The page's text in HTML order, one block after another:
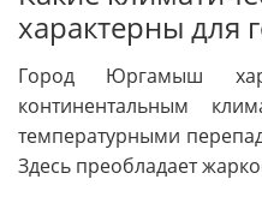
характерны
Город Юргамыш
континентальным
температурными
Здесь преобладает